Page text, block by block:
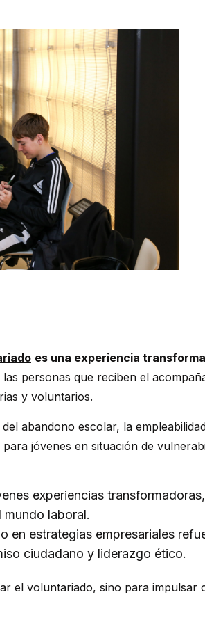
es una experiencia
personas que reciben el
y voluntarios.
abandono escolar, la
jóvenes en situación de
experiencias
laboral.
en estrategias empresariales
ciudadano y liderazgo ético.
el voluntariado, sino para impulsar